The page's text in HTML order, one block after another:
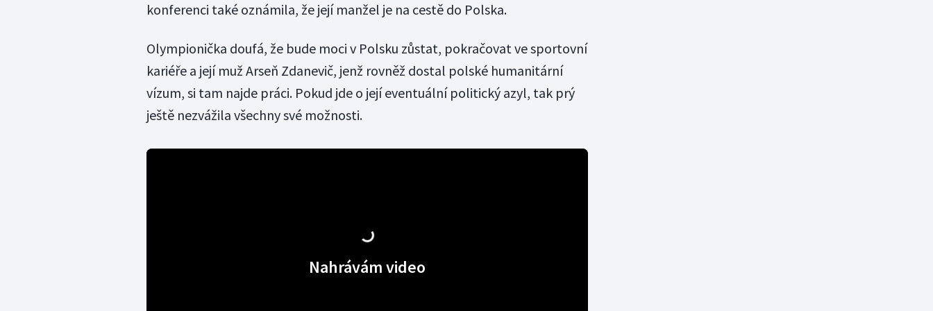
konferenci také oznámila, že její manžel je na cestě do Polska.
Olympionička doufá, že bude moci v Polsku zůstat, pokračovat ve sportovní
kariéře a její muž Arseň Zdanevič, jenž rovněž dostal polské humanitární
vízum, si tam najde práci. Pokud jde o její eventuální politický azyl, tak prý
ještě nezvážila všechny své možnosti.
Nahrávám video